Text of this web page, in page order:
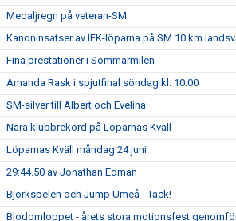
Medaljregn på veteran-SM
Kanoninsatser av IFK-löparna på SM 10 km
Fina prestationer i Sommarmilen
Amanda Rask i spjutfinal söndag kl. 10.00
SM-silver till Albert och Evelina
Nära klubbrekord på Löparnas Kväll
Löparnas Kväll måndag 24 juni
29:44.50 av Jonathan Edman
Björkspelen och Jump Umeå - Tack!
Blodomloppet - årets stora motionsfest